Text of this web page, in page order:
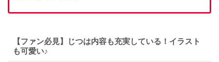
【ファン必見】じつは内容も充実している！イラスト
も可愛い♪